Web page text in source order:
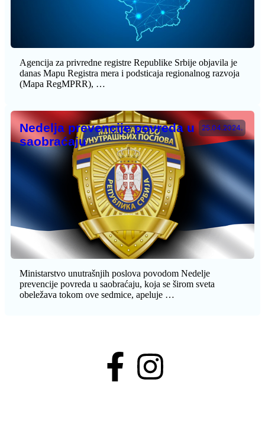
Agencija za privredne registre Republike Srbije objavila je
danas Mapu Registra mera i podsticaja regionalnog razvoja
(Mapa RegMPRR), …
25.04.2024.
Nedelja prevencije povreda u
saobraćaju
Ministarstvo unutrašnjih poslova povodom Nedelje
prevencije povreda u saobraćaju, koja se širom sveta
obeležava tokom ove sedmice, apeluje …